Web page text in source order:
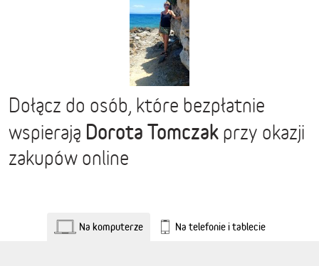
Dołącz do osób, które bezpłatnie
wspierają Dorota Tomczak przy okazji
zakupów online
Na komputerze Na telefonie i tablecie